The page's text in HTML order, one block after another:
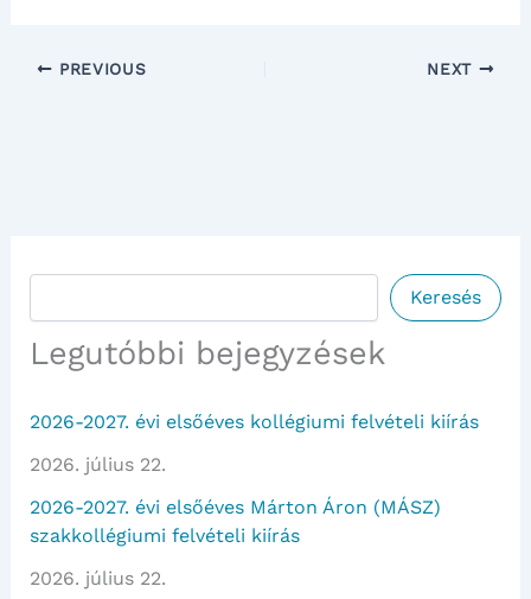
PREVIOUS NEXT
Keresés
Legutóbbi bejegyzések
2026-2027. évi elsőéves kollégiumi felvételi kiírás
2026. július 22.
2026-2027. évi elsőéves Márton Áron (MÁSZ)
szakkollégiumi felvételi kiírás
2026. július 22.